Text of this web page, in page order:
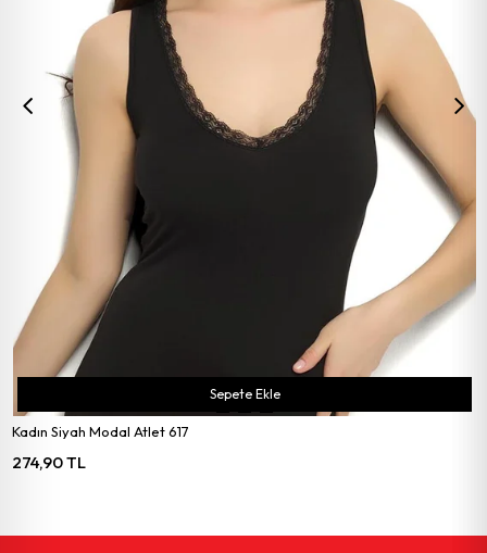
Kadın Siyah Modal Atlet 617
274,90 TL
Sepete Ekle